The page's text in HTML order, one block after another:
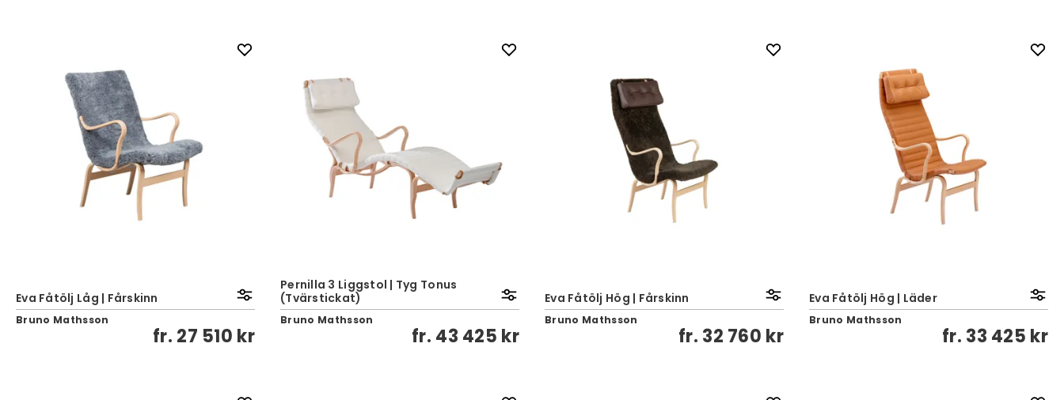
Eva Fåtölj Låg | Fårskinn
Bruno Mathsson
fr. 27 510 kr
Pernilla 3 Liggstol | Tyg Tonus
(Tvärstickat)
Bruno Mathsson
fr. 43 425 kr
Eva Fåtölj Hög | Fårskinn
Bruno Mathsson
fr. 32 760 kr
Eva Fåtölj Hög | Läder
Bruno Mathsson
fr. 33 425 kr